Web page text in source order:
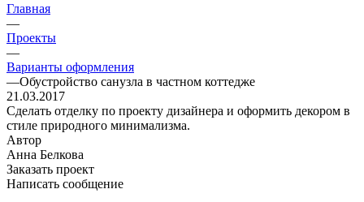
Главная
—
Проекты
—
Варианты оформления
—Обустройство санузла в частном коттедже
21.03.2017
Сделать отделку по проекту дизайнера и оформить декором в
стиле природного минимализма.
Автор
Анна Белкова
Заказать проект
Написать сообщение